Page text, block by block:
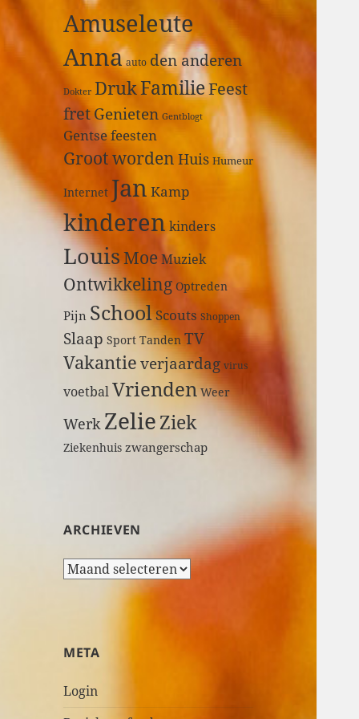
r
Amuseleute
Anna auto den anderen
Dokter DrukFamilieFeest
fretGenieten Gentblogt
Gentse feesten
Groot worden Huis Humeur
Internet Jan Kamp
kinderen kinders
LouisMoeMuziek
Ontwikkeling Optreden
Pijn SchoolScouts Shoppen
Slaap Sport Tanden TV
Vakantie verjaardag virus
voetbalVrienden Weer
Werk ZelieZiek
Ziekenhuis zwangerschap
ARCHIEVEN
A
i
v
META
Login